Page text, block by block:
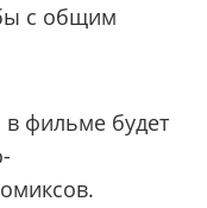
с общим
фильме будет